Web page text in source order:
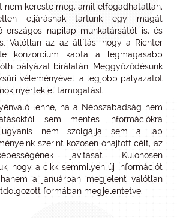
nem kereste meg, amit elfogadhatatlan,
eljárásnak tartunk egy magát
országos napilap munkatársától is, és
Valótlan az az állítás, hogy a Richter
konzorcium kapta a legmagasabb
pályázat bírálatán. Meggyőződésünk
véleményével: a legjobb pályázatot
nyertek el támogatást.
lenne, ha a Népszabadság nem
sem mentes információkra
ugyanis nem szolgálja sem a lap
szerint közösen óhajtott célt, az
javítását. Különösen
hogy a cikk semmilyen új információt
a januárban megjelent valótlan
formában megjelentetve.